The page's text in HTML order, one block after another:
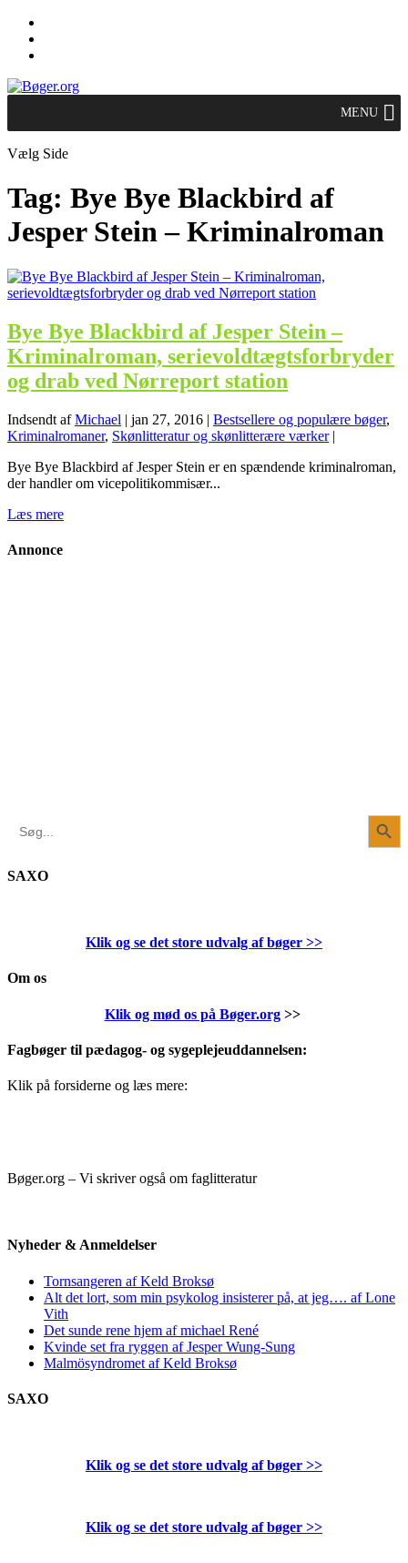
MENU
Vælg Side
Tag: Bye Bye Blackbird af
Jesper Stein – Kriminalroman
Bye Bye Blackbird af Jesper Stein –
Kriminalroman, serievoldtægtsforbryder
og drab ved Nørreport station
Indsendt afMichael | jan 27, 2016 | Bestsellere og populære bøger,
Kriminalromaner, Skønlitteratur og skønlitterære værker|
Bye Bye Blackbird af Jesper Stein er en spændende kriminalroman,
der handler om vicepolitikommisær...
Læs mere
Annonce
for:
Search Button
SAXO
Klik og se det store udvalg af bøger >>
Om os
Klik og mød os på Bøger.org>>
Fagbøger til pædagog- og sygeplejeuddannelsen:
Klik på forsiderne og læs mere:
Bøger.org – Vi skriver også om faglitteratur
Nyheder & Anmeldelser
Tornsangeren af Keld Broksø
Alt det lort, som min psykolog insisterer på, at jeg…. af Lone
Vith
Det sunde rene hjem af michael René
Kvinde set fra ryggen af Jesper Wung-Sung
Malmösyndromet af Keld Broksø
SAXO
Klik og se det store udvalg af bøger >>
Klik og se det store udvalg af bøger >>